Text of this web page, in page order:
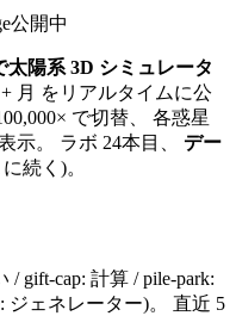
公開中
太陽系 3D シミュレータ
月 をリアルタイムに公
で切替、 各惑星
示。 ラボ 24本目、 デー
続く)。
/ gift-cap: 計算 / pile-park:
ジェネレーター)。 直近 5